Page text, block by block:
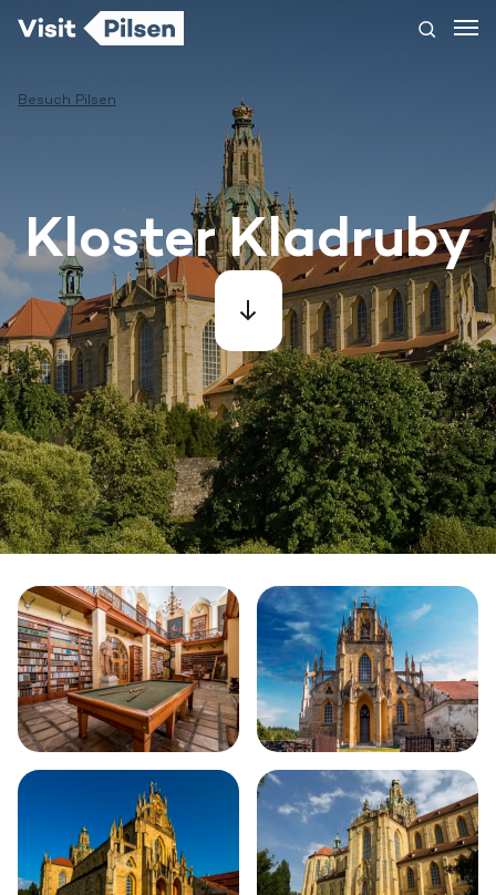
Besuch Pilsen
Kloster Kladruby